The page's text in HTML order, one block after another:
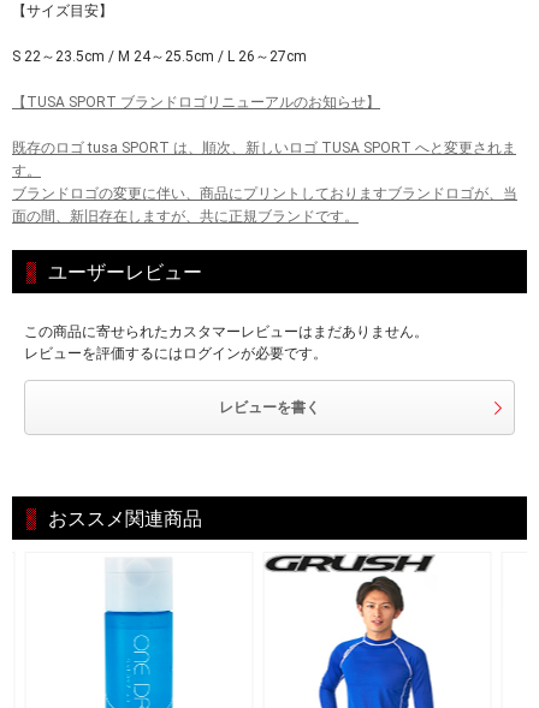
【サイズ目安】
S 22～23.5cm / M 24～25.5cm / L 26～27cm
【TUSA SPORT ブランドロゴリニューアルのお知らせ】
既存のロゴ tusa SPORT は、順次、新しいロゴ TUSA SPORT へと変更されま
す。
ブランドロゴの変更に伴い、商品にプリントしておりますブランドロゴが、当
面の間、新旧存在しますが、共に正規ブランドです。
ユーザーレビュー
この商品に寄せられたカスタマーレビューはまだありません。
レビューを評価するにはログインが必要です。
レビューを書く
おススメ関連商品